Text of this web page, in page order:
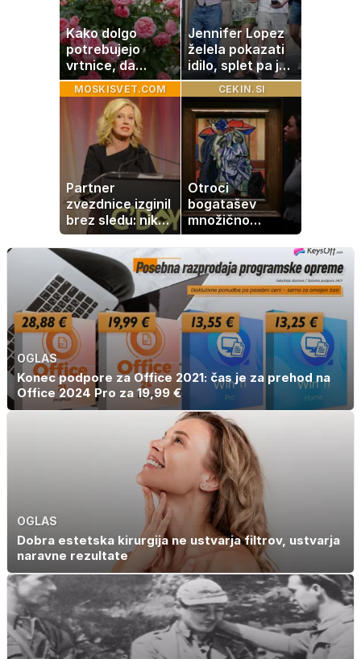
Kako dolgo
potrebujejo
vrtnice, da
zrastejo? Vse o
rasti, cvetenju in
negi vrtnic
Jennifer Lopez
želela pokazati
idilo, splet pa je
razburila ena
stvar
MOSKISVET.COM
Partner
zvezdnice izginil
brez sledu: nikoli
ga niso našli,
nato je prišla še
ena tragedija
CEKIN.SI
Otroci
bogatašev
množično
prodajajo
družinske
zbirke: raje imajo
denar kot
umetnine
OGLAS
Konec podpore za Office 2021: čas je za prehod na
Office 2024 Pro za 19,99 €
OGLAS
Dobra estetska kirurgija ne ustvarja filtrov, ustvarja
naravne rezultate